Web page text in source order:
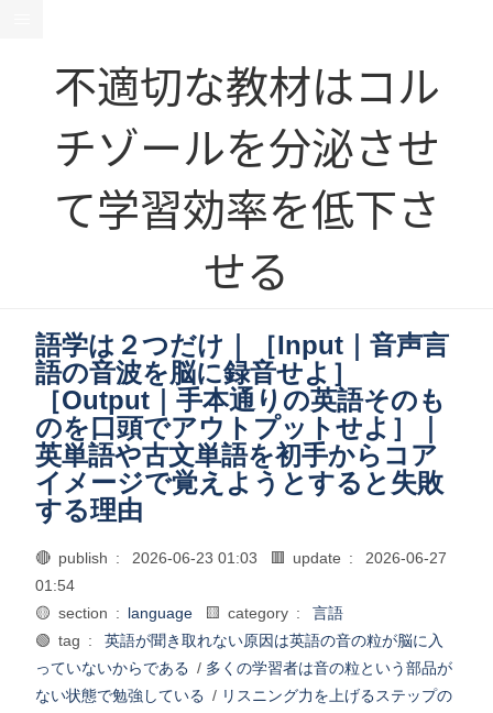
不適切な教材はコル
チゾールを分泌させ
て学習効率を低下さ
せる
語学は２つだけ｜［Input｜音声言
語の音波を脳に録音せよ］
［Output｜手本通りの英語そのも
のを口頭でアウトプットせよ］｜
英単語や古文単語を初手からコア
イメージで覚えようとすると失敗
する理由
🔴 publish : 2026-06-23 01:03 🟥 update :
2026-06-27
01:54
🟡 section : language 🟨 category :
言語
🟢 tag :
英語が聞き取れない原因は英語の音の粒が脳に入
っていないからである / 多くの学習者は音の粒という部品が
ない状態で勉強している / リスニング力を上げるステップの